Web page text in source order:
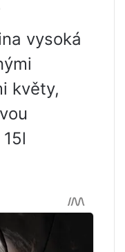
vysoká
květy,